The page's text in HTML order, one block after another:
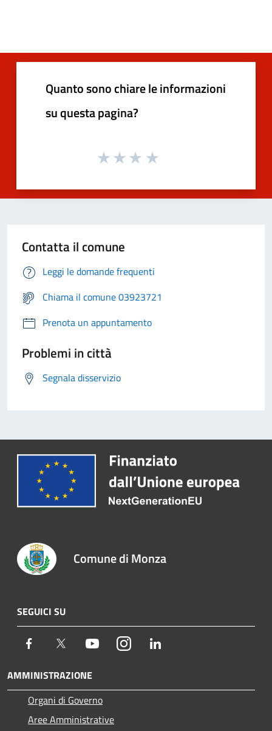
Quanto sono chiare le informazioni
su questa pagina?
Contatta il comune
Leggi le domande frequenti
Chiama il comune 03923721
Prenota un appuntamento
Problemi in città
Segnala disservizio
Comune di Monza
SEGUICI SU
Facebook Twitter YoutubeInstagram
AMMINISTRAZIONE
Organi di Governo
Aree Amministrative